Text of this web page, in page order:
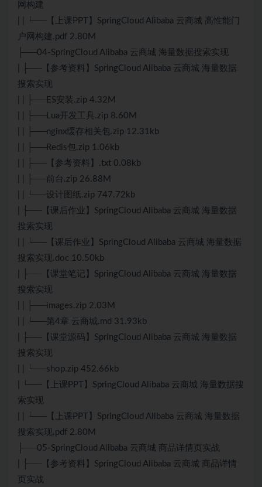
网构建
| | └──【上课PPT】SpringCloud Alibaba 云商城 高性能门
户网构建.pdf 2.80M
├──04-SpringCloud Alibaba 云商城 海量数据搜索实现
| ├──【参考资料】SpringCloud Alibaba 云商城 海量数据
搜索实现
| | ├──ES安装.zip 4.32M
| | ├──Lua开发工具.zip 8.60M
| | ├──nginx缓存相关包.zip 12.31kb
| | ├──Redis包.zip 1.06kb
| | ├──【参考资料】.txt 0.08kb
| | ├──前台.zip 26.88M
| | └──设计图纸.zip 747.72kb
| ├──【课后作业】SpringCloud Alibaba 云商城 海量数据
搜索实现
| | └──【课后作业】SpringCloud Alibaba 云商城 海量数据
搜索实现.doc 10.50kb
| ├──【课堂笔记】SpringCloud Alibaba 云商城 海量数据
搜索实现
| | ├──images.zip 2.03M
| | └──第4章 云商城.md 31.93kb
| ├──【课堂源码】SpringCloud Alibaba 云商城 海量数据
搜索实现
| | └──shop.zip 452.66kb
| └──【上课PPT】SpringCloud Alibaba 云商城 海量数据搜
索实现
| | └──【上课PPT】SpringCloud Alibaba 云商城 海量数据
搜索实现.pdf 2.80M
├──05-SpringCloud Alibaba 云商城 商品详情页实战
| ├──【参考资料】SpringCloud Alibaba 云商城 商品详情
页实战